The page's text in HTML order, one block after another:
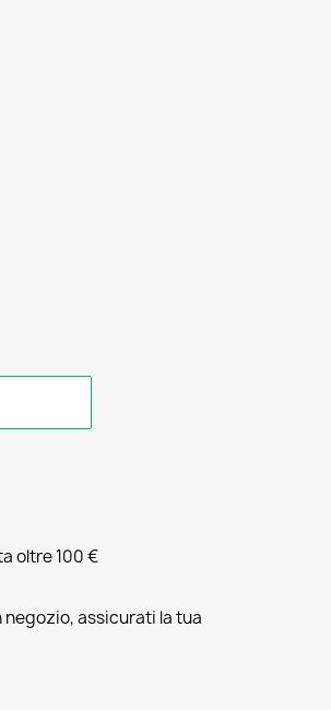
oltre 100 €
assicurati la tua